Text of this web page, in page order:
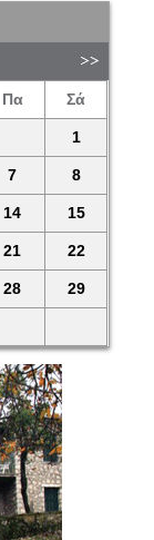
Πα Σά
1
7 8
14 15
21 22
28 29